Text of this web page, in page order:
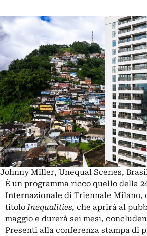
Johnny Miller, Unequal Scenes,
È un programma ricco quello della
Internazionale di Triennale Milano,
titoloInequalities, che aprirà al
maggio e durerà sei mesi,
Presenti alla conferenza stampa di